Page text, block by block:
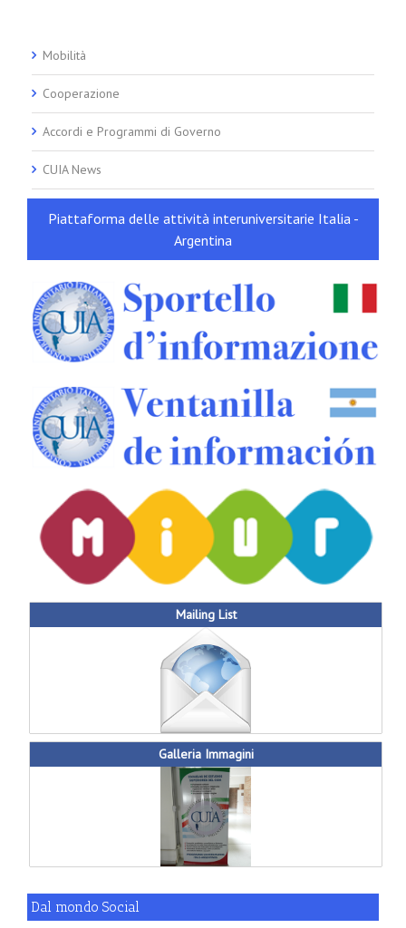
Mobilità
Cooperazione
Accordi e Programmi di Governo
CUIA News
Piattaforma delle attività interuniversitarie Italia -
Argentina
Mailing List
Galleria Immagini
Dal mondo Social